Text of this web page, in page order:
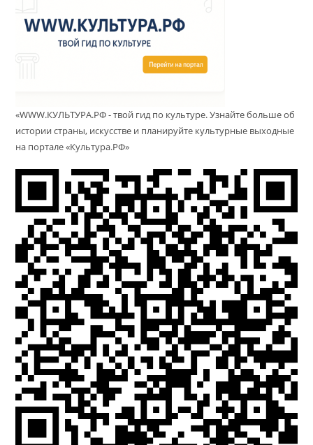
«WWW.КУЛЬТУРА.РФ - твой гид по культуре. Узнайте больше об
истории страны, искусстве и планируйте культурные выходные
на портале «Культура.РФ»